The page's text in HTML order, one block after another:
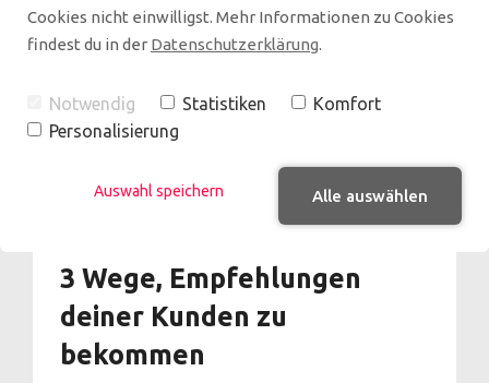
Shares
3 Wege, Empfehlungen
deiner Kunden zu
bekommen
Cookies nicht einwilligst. Mehr Informationen zu Cookies
findest du in der Datenschutzerklärung.
Notwendig Statistiken
Komfort
Personalisierung
Auswahl speichern Alle auswählen